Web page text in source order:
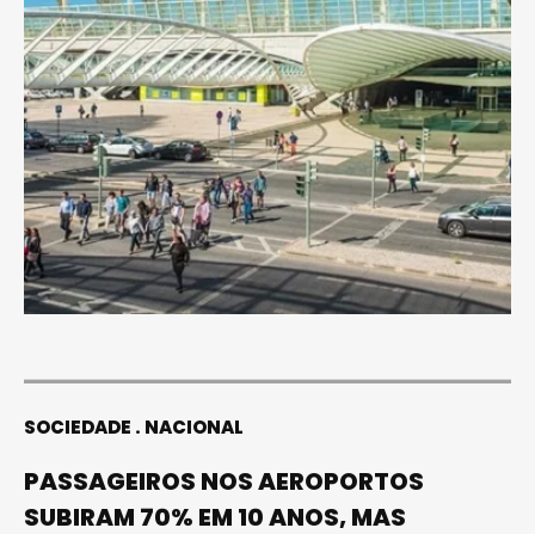
SOCIEDADE NACIONAL
PASSAGEIROS NOS AEROPORTOS
SUBIRAM 70% EM 10 ANOS, MAS